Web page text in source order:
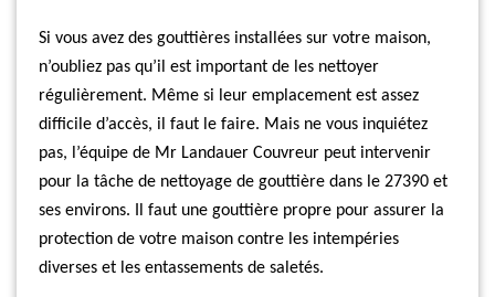
Si vous avez des gouttières installées sur votre maison,
n’oubliez pas qu’il est important de les nettoyer
régulièrement. Même si leur emplacement est assez
difficile d’accès, il faut le faire. Mais ne vous inquiétez
pas, l’équipe de Mr Landauer Couvreur peut intervenir
pour la tâche de nettoyage de gouttière dans le 27390 et
ses environs. Il faut une gouttière propre pour assurer la
protection de votre maison contre les intempéries
diverses et les entassements de saletés.